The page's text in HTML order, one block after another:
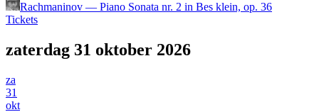
Rachmaninov — Piano Sonata nr. 2 in Bes klein, op. 36
Tickets
zaterdag 31 oktober 2026
za
31
okt